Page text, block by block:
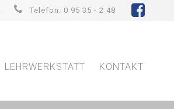
Telefon: 0 95 35 - 2 48
LEHRWERKSTATT KONTAKT